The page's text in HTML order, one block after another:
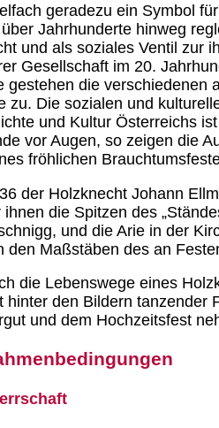
geradezu ein Symbol
Jahrhunderte hinweg
und als soziales Ventil zur
Gesellschaft im 20.
gestehen die
zu. Die sozialen und
und Kultur Österreichs
vor Augen, so zeigen die
fröhlichen
der Holzknecht Johann
die Spitzen des
und die Arie in der
den Maßstäben des an
die Lebenswege eines
hinter den Bildern
und dem Hochzeitsfest